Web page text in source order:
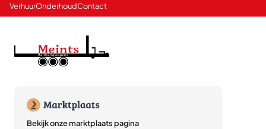
VerhuurOnderhoudContact
Bekijk onze marktplaats pagina